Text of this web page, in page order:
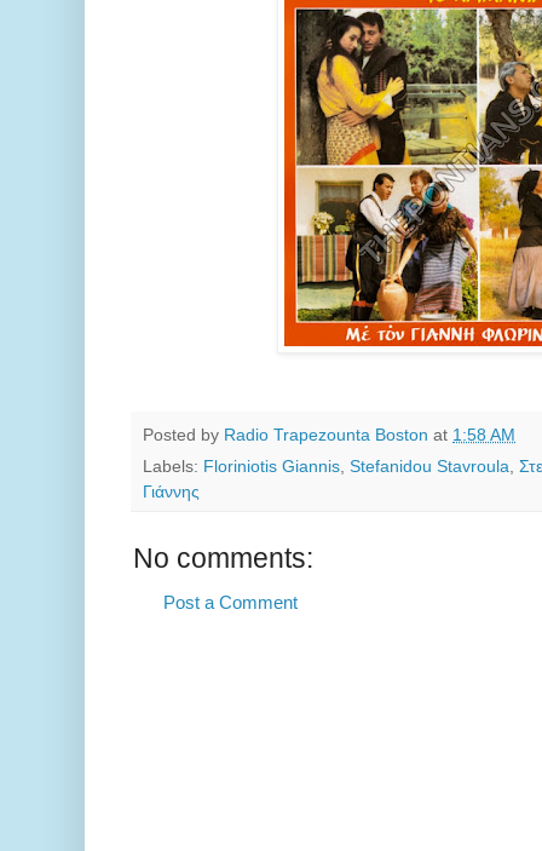
Posted by Radio Trapezounta Boston at 1:58 AM
Labels: Floriniotis Giannis, Stefanidou Stavroula,
Γιάννης
No comments:
Post a Comment